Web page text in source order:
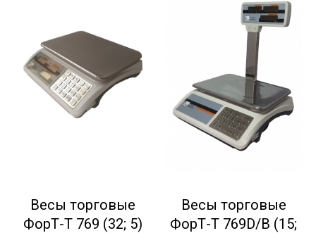
Весы торговые
ФорТ-Т 769 (32; 5)
Весы торговые
ФорТ-Т 769D/В (15;